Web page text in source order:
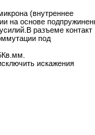
(внутреннее
на основе
разъеме
под
искажения